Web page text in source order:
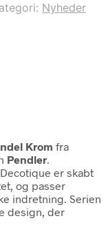
Nyheder
Krom fra
Pendler.
er skabt
og passer
indretning. Serien
design, der